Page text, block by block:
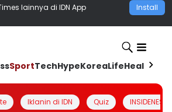
lainnya di IDN App Install
SportTechHypeKoreaLifeHealth
Iklanin di IDN Quiz INSIDENESIA